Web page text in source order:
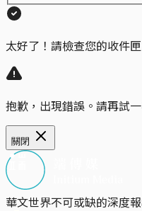
太好了！請檢查您的收件
抱歉，出現錯誤。請再試一
關閉
華文世界不可或缺的深度